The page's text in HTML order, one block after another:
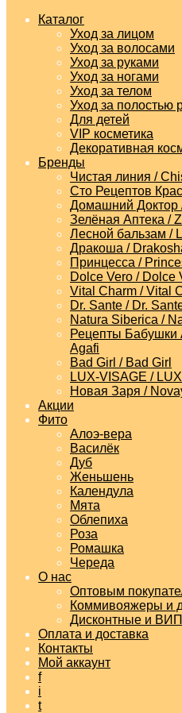
Каталог
Уход за лицом
Уход за волосами
Уход за руками
Уход за ногами
Уход за телом
Уход за полостью
Для детей
VIP косметика
Декоративная
Бренды
Чистая линия /
Сто Рецептов
Домашний Доктор
Зелёная Аптека /
Лесной бальзам /
Дракоша /
Принцесса /
Dolce Vero / Dolce
Vital Charm / Vital
Dr. Sante / Dr.
Natura Siberica /
Рецепты Бабушки
Agafi
Bad Girl / Bad Girl
LUX-VISAGE /
Новая Заря /
Акции
Фито
Алоэ-вера
Василёк
Дуб
Женьшень
Календула
Мята
Облепиха
Роза
Ромашка
Череда
О нас
Оптовым
Коммивояжеры и
Дисконтные и
Оплата и доставка
Контакты
Мой аккаунт
f
i
t